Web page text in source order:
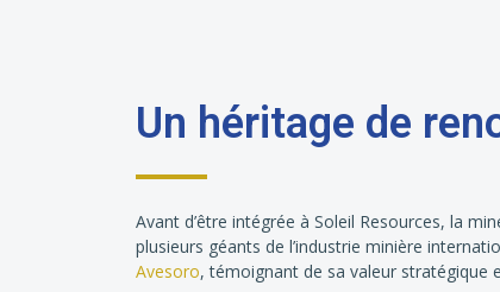
Un héritage de
Avant d’être intégrée à Soleil Resources, la
plusieurs géants de l’industrie minière
Avesoro, témoignant de sa valeur stratégique